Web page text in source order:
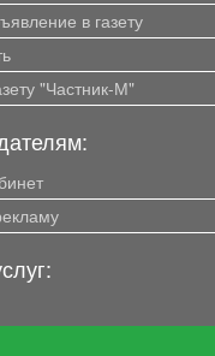
в газету
"Частник-М"